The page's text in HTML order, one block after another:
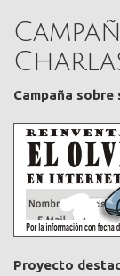
Campaña
Proyecto